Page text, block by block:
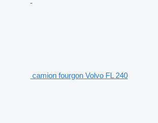
camion fourgon Volvo FL 240